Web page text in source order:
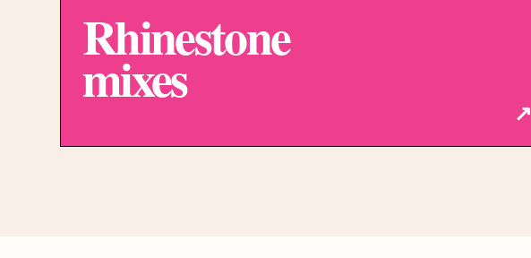
Rhinestone
mixes
↗